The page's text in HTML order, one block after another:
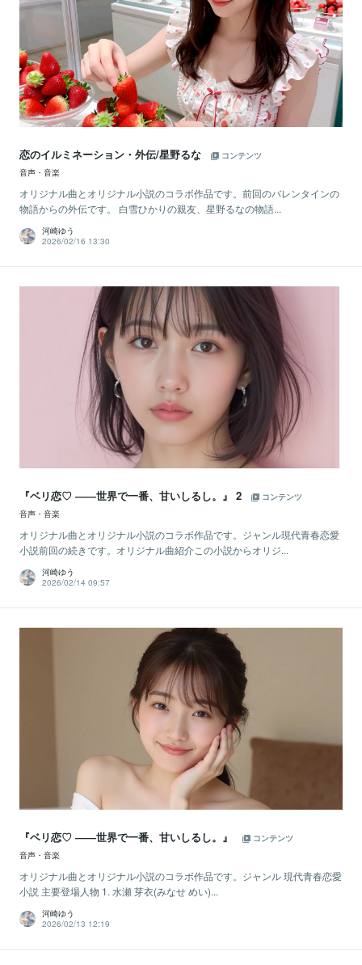
恋のイルミネーション・外伝/星野るな
コンテンツ
音声・音楽
オリジナル曲とオリジナル小説のコラボ作品です。前回のバレンタインの
物語からの外伝です。 白雪ひかりの親友、星野るなの物語...
河崎ゆう
2026/02/16 13:30
『ベリ恋♡ ――世界で一番、甘いしるし。』 2
コンテンツ
音声・音楽
オリジナル曲とオリジナル小説のコラボ作品です。ジャンル現代青春恋愛
小説前回の続きです。オリジナル曲紹介この小説からオリジ...
河崎ゆう
2026/02/14 09:57
『ベリ恋♡ ――世界で一番、甘いしるし。』
コンテンツ
音声・音楽
オリジナル曲とオリジナル小説のコラボ作品です。ジャンル 現代青春恋愛
小説 主要登場人物 1. 水瀬 芽衣(みなせ めい)...
河崎ゆう
2026/02/13 12:19